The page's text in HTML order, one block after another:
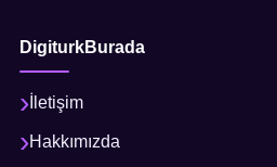
DigiturkBurada
İletişim
Hakkımızda